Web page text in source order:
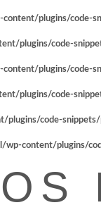
plugins/code-
plugins/code-
plugins/code-
plugins/code-
code-
content/plugins/